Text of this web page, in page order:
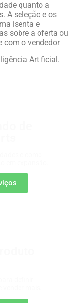
quanto a
A seleção e os
isenta e
sobre a oferta ou
com o vendedor.
Artificial.